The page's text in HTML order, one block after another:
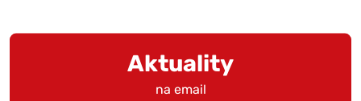
Aktuality
na email